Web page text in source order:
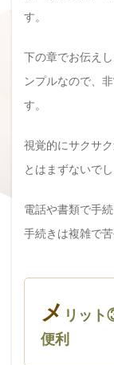
す。
下の章でお伝え
ンプルなので、
す。
視覚的にサクサ
とはまずないでし
電話や書類で手
手続きは複雑で
メ リッ
便利